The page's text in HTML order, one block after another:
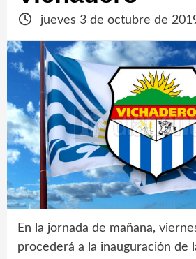
jueves 3 de octubre de
En la jornada de mañana,
procederá a la inauguración de